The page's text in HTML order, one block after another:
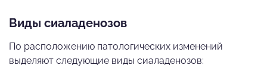
Виды сиаладенозов
По расположению патологических изменений
выделяют следующие виды сиаладенозов: